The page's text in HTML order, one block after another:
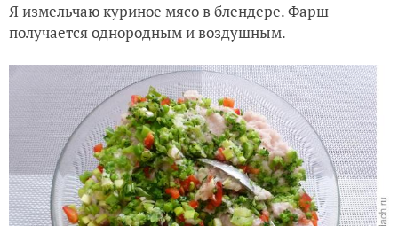
Я измельчаю куриное мясо в блендере. Фарш
получается однородным и воздушным.